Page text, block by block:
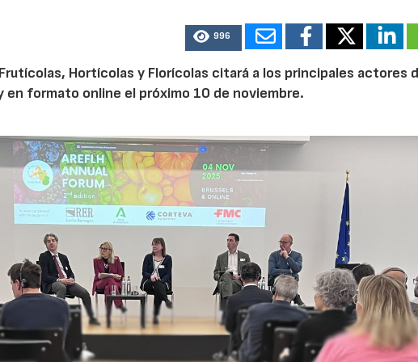
996
Hortícolas y Florícolas citará a los principales actores
en formato online el próximo 10 de noviembre.